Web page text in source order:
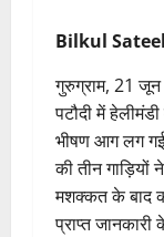
Bilkul
गुरुग्राम, 21
पटौदी में
भीषण आग लग
की तीन
मशक्कत के बाद
प्राप्त